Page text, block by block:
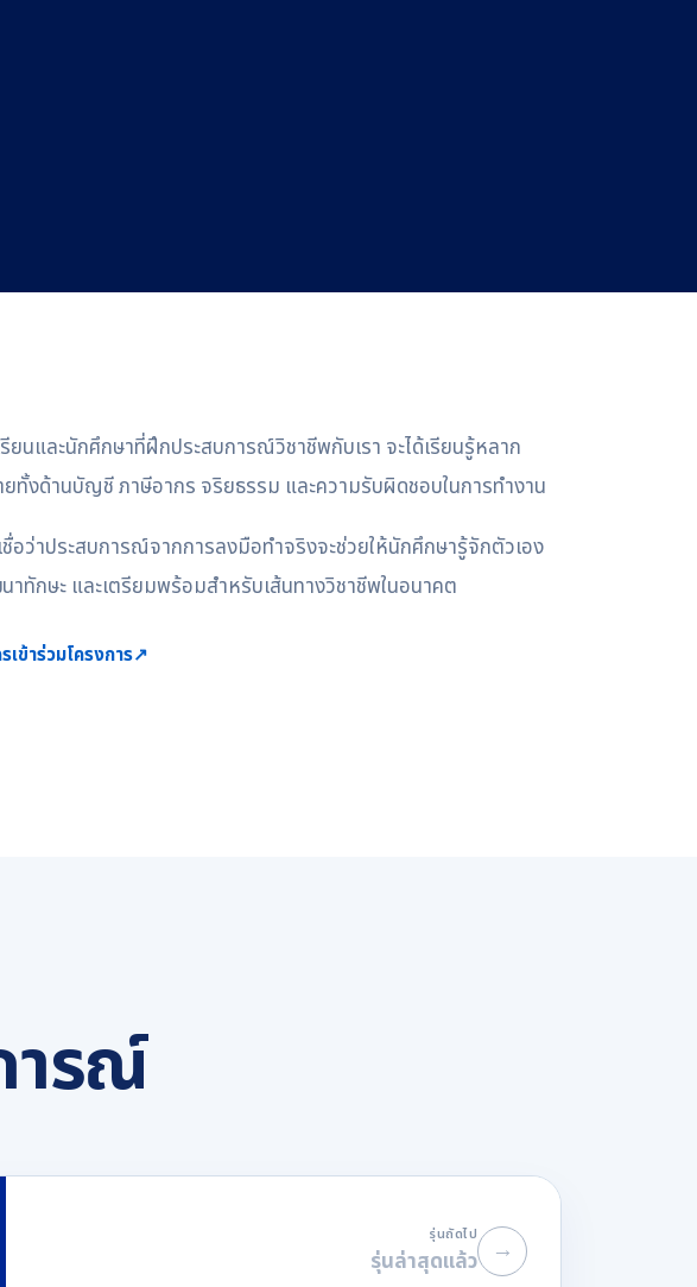
ยนและนักศึกษาที่ฝึกประสบการณ์วิชาชีพกับเรา จะได้เรียนรู้หลาก
ยทั้งด้านบัญชี ภาษีอากร จริยธรรม และความรับผิดชอบในการทำงาน
ชื่อว่าประสบการณ์จากการลงมือทำจริงจะช่วยให้นักศึกษารู้จักตัวเอง
ทักษะ และเตรียมพร้อมสำหรับเส้นทางวิชาชีพในอนาคต
เข้าร่วมโครงการ↗
ารณ์
รุ่นถัดไป
รุ่นล่าสุดแล้ว →